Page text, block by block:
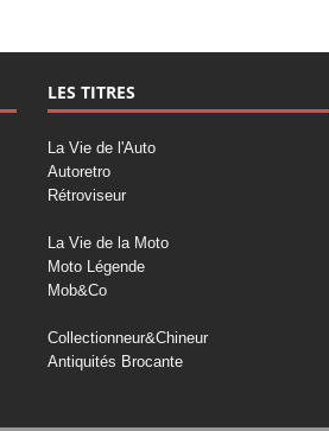
LES TITRES
La Vie de l'Auto
Autoretro
Rétroviseur
La Vie de la Moto
Moto Légende
Mob&Co
Collectionneur&Chineur
Antiquités Brocante